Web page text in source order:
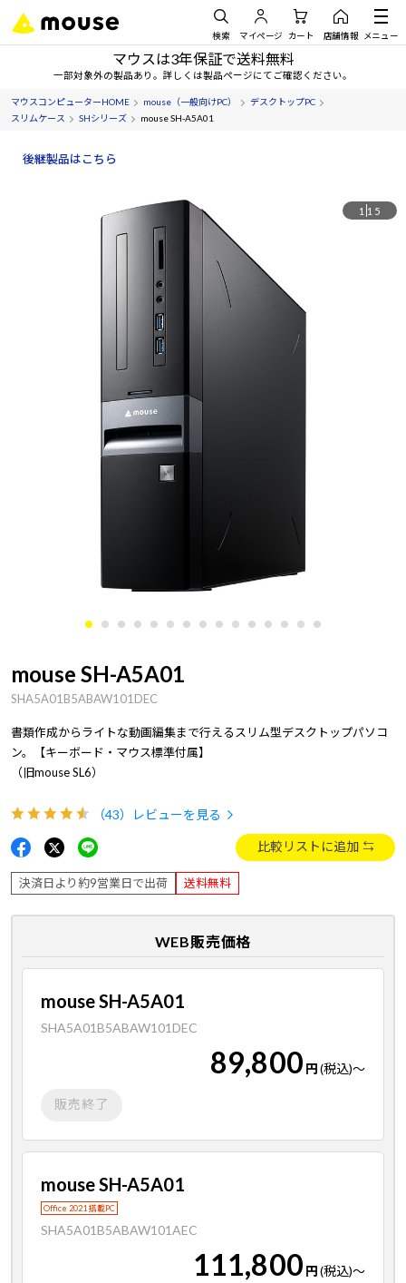
検索 マイページ カート 店舗情報 メニュー
マウスは3年保証で送料無料
一部対象外の製品あり。詳しくは製品ページにてご確認ください。
マウスコンピューターHOME mouse（一般向けPC）
デスクトップPC
スリムケース
SHシリーズ mouse SH-A5A01
後継製品はこちら
1 15
mouse SH-A5A01
SHA5A01B5ABAW101DEC
書類作成からライトな動画編集まで行えるスリム型デスクトップパソコ
ン。【キーボード・マウス標準付属】
（旧mouse SL6）
（43） レビューを見る
比較リストに追加
決済日より約9営業日で出荷 送料無料
WEB販売価格
mouse SH-A5A01
SHA5A01B5ABAW101DEC
89,800 円(税込)～
販売終了
mouse SH-A5A01
Office 2021 搭載PC
SHA5A01B5ABAW101AEC
111,800 円(税込)～